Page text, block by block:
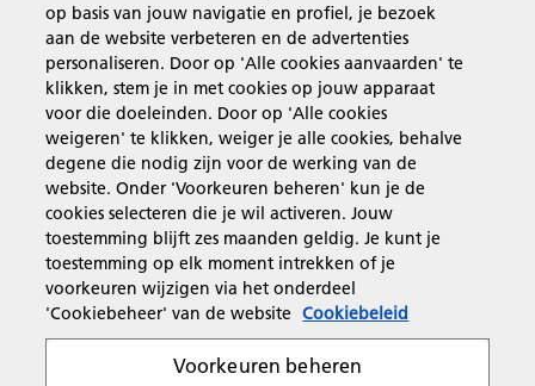
Producten en services
Support en contact
Inspiratie
Volg Ricoh
op basis van jouw navigatie en profiel, je bezoek
aan de website verbeteren en de advertenties
personaliseren. Door op 'Alle cookies aanvaarden' te
klikken, stem je in met cookies op jouw apparaat
voor die doeleinden. Door op 'Alle cookies
weigeren' te klikken, weiger je alle cookies, behalve
degene die nodig zijn voor de werking van de
website. Onder 'Voorkeuren beheren' kun je de
cookies selecteren die je wil activeren. Jouw
toestemming blijft zes maanden geldig. Je kunt je
toestemming op elk moment intrekken of je
voorkeuren wijzigen via het onderdeel
'Cookiebeheer' van de website Cookiebeleid
Voorkeuren beheren